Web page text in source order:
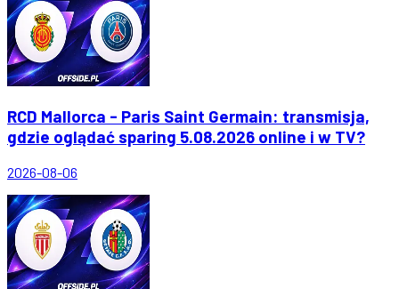
RCD Mallorca - Paris Saint Germain: transmisja,
gdzie oglądać sparing 5.08.2026 online i w TV?
2026-08-06